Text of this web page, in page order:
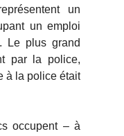
un
un emploi
Le plus grand
par la police,
à la police était
occupent – à